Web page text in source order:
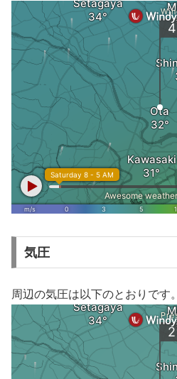
気圧
周辺の気圧は以下のとおりです。